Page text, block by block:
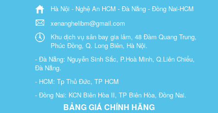
Hà Nội - Nghệ An HCM - Đà Nẵng - Đồng Nai-HCM
xenanghelibm@gmail.com
Khu dịch vụ sân bay gia lâm, 48 Đàm Quang Trung,
Phúc Đồng, Q. Long Biên, Hà Nội.
- Đà Nẵng: Nguyễn Sinh Sắc, P.Hoà Minh, Q.Liên Chiểu,
Đà Nẵng.
- HCM: Tp Thủ Đức, TP HCM
- Đồng Nai: KCN Biên Hòa II, TP Biên Hòa, Đồng Nai.
BẢNG GIÁ CHÍNH HÃNG